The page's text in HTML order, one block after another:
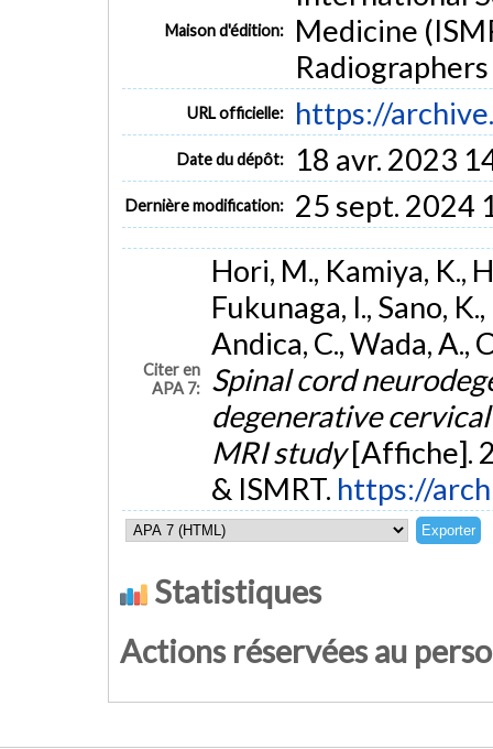
Maison d'édition:
Medicine
URL officielle: https://
Date du dépôt: 18 avr. 2023
Dernière modification: 25 sept. 2024
Citer en
APA 7:
Hori, M., Kamiya, K.,
Fukunaga, I., Sano,
Andica, C., Wada, A.,
Spinal cord
degenerative
MRI study[Affiche].
& ISMRT. https://
Statistiques
Actions réservées au